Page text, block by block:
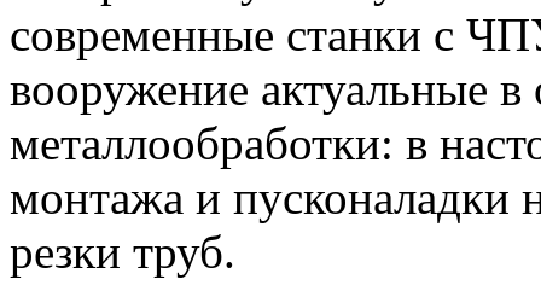
современные станки с
вооружение актуальные в
металлообработки: в
монтажа и пусконаладки
резки труб.